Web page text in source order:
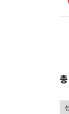
총